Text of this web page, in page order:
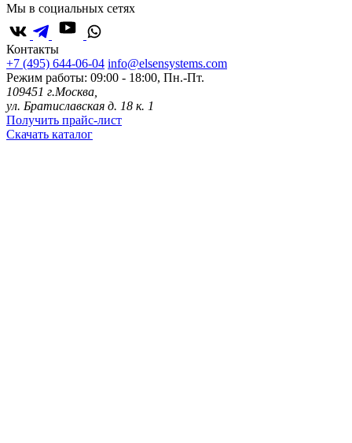
Мы в социальных сетях
Контакты
+7 (495) 644-06-04 info@elsensystems.com
Режим работы: 09:00 - 18:00, Пн.-Пт.
109451 г.Москва,
ул. Братиславская д. 18 к. 1
Получить прайс-лист
Скачать каталог